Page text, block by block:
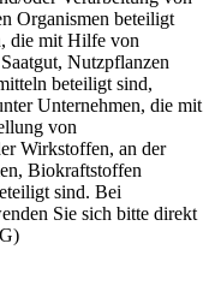
Organismen beteiligt
die mit Hilfe von
Nutzpflanzen
beteiligt sind,
Unternehmen, die mit
von
Wirkstoffen, an der
Biokraftstoffen
sind. Bei
Sie sich bitte direkt